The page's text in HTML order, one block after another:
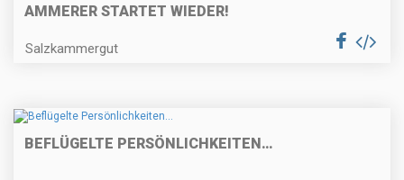
AMMERER STARTET WIEDER!
Salzkammergut
BEFLÜGELTE PERSÖNLICHKEITEN…